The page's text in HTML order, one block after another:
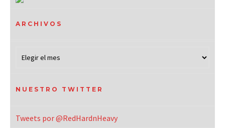
ARCHIVOS
NUESTRO TWITTER
Tweets por @RedHardnHeavy